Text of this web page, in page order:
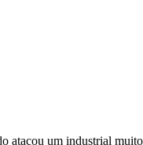
atacou um industrial